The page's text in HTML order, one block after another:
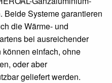
Beide Systeme garantieren
die Wärme- und
bei ausreichender
einfach, ohne
oder aber
geliefert werden.